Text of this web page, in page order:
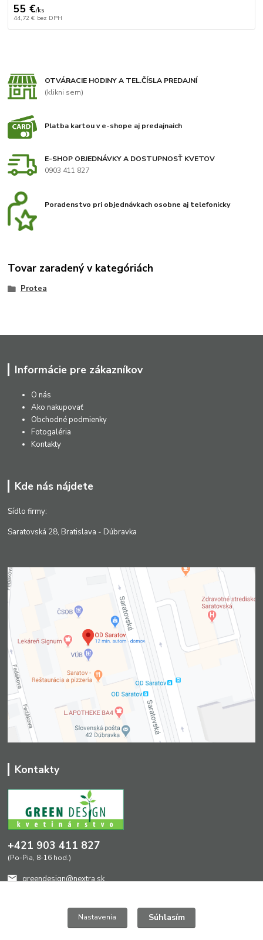
55 €/ks
44,72 € bez DPH
OTVÁRACIE HODINY A TEL.ČÍSLA PREDAJNÍ
(klikni sem)
Platba kartou v e-shope aj predajnaich
E-SHOP OBJEDNÁVKY A DOSTUPNOSŤ KVETOV
0903 411 827
Poradenstvo pri objednávkach osobne aj telefonicky
Tovar zaradený v kategóriách
Protea
Informácie pre zákazníkov
O nás
Ako nakupovať
Obchodné podmienky
Fotogaléria
Kontakty
Kde nás nájdete
Sídlo firmy:
Saratovská 28, Bratislava - Dúbravka
Kontakty
+421 903 411 827
(Po-Pia, 8-16 hod.)
greendesign@nextra.sk
Nastavenia Súhlasím